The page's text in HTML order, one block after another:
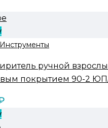
Инструменты
ручной
покрытием 90-2